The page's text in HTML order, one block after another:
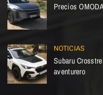
Precios
NOTICIAS
Subaru
aventurero